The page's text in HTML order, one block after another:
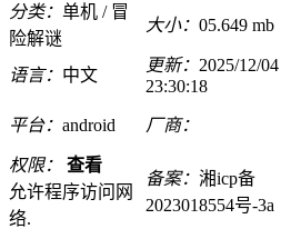
分类： 单机 / 冒
险解谜
大小： 05.649 mb
语言： 中文
更新： 2025/12/04
23:30:18
平台： android 厂商：
权限：
查看
允许程序访问网
络.
备案： 湘icp备
2023018554号-3a